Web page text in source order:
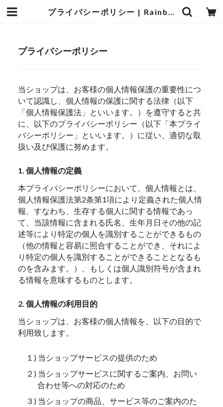
プライバシーポリシー | Rainbow Disco Club
プライバシーポリシー
当ショップは、お客様の個人情報保護の重要性につ
いて認識し、個人情報の保護に関する法律（以下
「個人情報保護法」といいます。）を遵守すると共
に、以下のプライバシーポリシー（以下「本プライ
バシーポリシー」といいます。）に従い、適切な取
扱い及び保護に努めます。
1. 個人情報の定義
本プライバシーポリシーにおいて、個人情報とは、
個人情報保護法第2条第1項により定義された個人情
報、すなわち、生存する個人に関する情報であっ
て、当該情報に含まれる氏名、生年月日その他の記
述等により特定の個人を識別することができるもの
（他の情報と容易に照合することができ、それによ
り特定の個人を識別することができることとなるも
のを含みます。）、もしくは個人識別符号が含まれ
る情報を意味するものとします。
2. 個人情報の利用目的
当ショップは、お客様の個人情報を、以下の目的で
利用致します。
１) 当ショップサービスの提供のため
２) 当ショップサービスに関するご案内、お問い
合わせ等への対応のため
３) 当ショップの商品、サービス等のご案内のた